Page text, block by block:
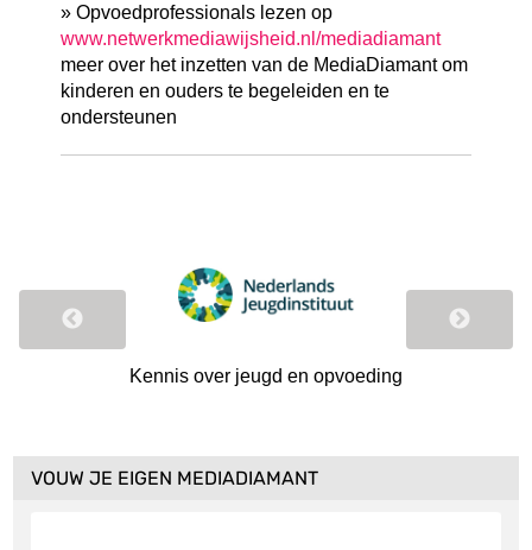
» Opvoedprofessionals lezen op
www.netwerkmediawijsheid.nl/mediadiamant
meer over het inzetten van de MediaDiamant om
kinderen en ouders te begeleiden en te
ondersteunen
Kennis over jeugd en opvoeding
VOUW JE EIGEN MEDIADIAMANT